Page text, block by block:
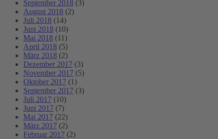
September 2018 (3)
August 2018 (2)
Juli 2018 (14)
Juni 2018 (10)
Mai 2018 (11)
April 2018 (5)
März 2018 (2)
Dezember 2017 (3)
November 2017 (5)
Oktober 2017 (1)
September 2017 (3)
Juli 2017 (10)
Juni 2017 (7)
Mai 2017 (22)
März 2017 (2)
Februar 2017 (2)